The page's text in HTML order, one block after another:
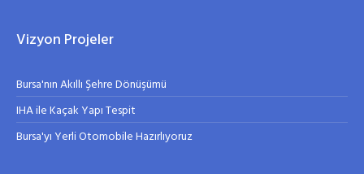
Vizyon Projeler
Bursa'nın Akıllı Şehre Dönüşümü
IHA ile Kaçak Yapı Tespit
Bursa'yı Yerli Otomobile Hazırlıyoruz